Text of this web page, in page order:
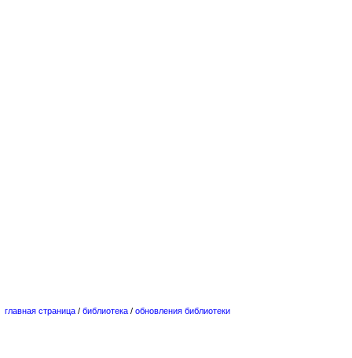
главная страница / библиотека / обновления библиотеки